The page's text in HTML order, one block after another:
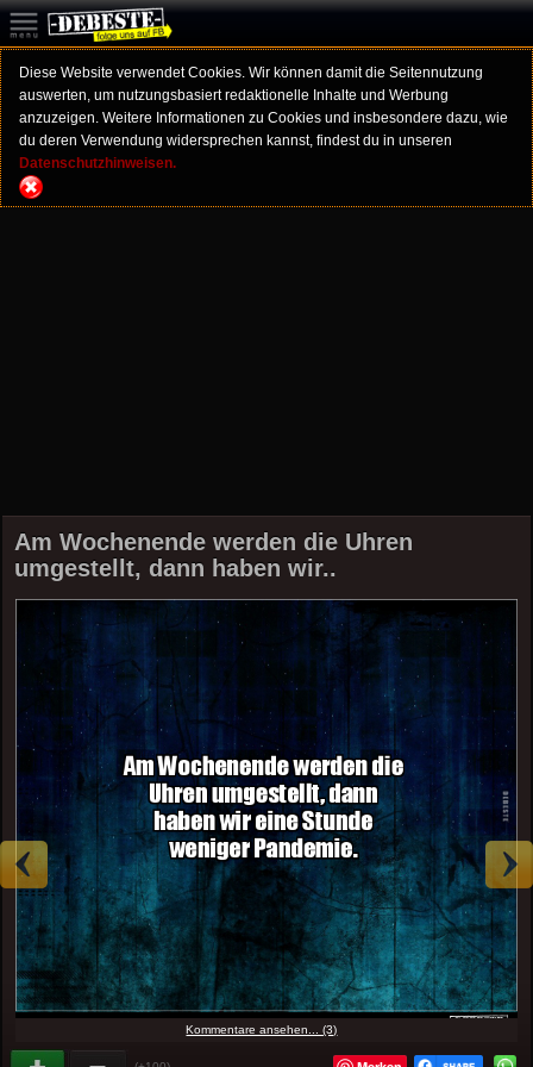
Diese Website verwendet Cookies. Wir können damit die Seitennutzung
auswerten, um nutzungsbasiert redaktionelle Inhalte und Werbung
anzuzeigen. Weitere Informationen zu Cookies und insbesondere dazu, wie
du deren Verwendung widersprechen kannst, findest du in unseren
Datenschutzhinweisen.
Am Wochenende werden die Uhren
umgestellt, dann haben wir..
Kommentare ansehen... (3)